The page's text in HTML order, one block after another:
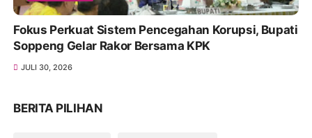
Fokus Perkuat Sistem Pencegahan Korupsi, Bupati
Soppeng Gelar Rakor Bersama KPK
JULI 30, 2026
BERITA PILIHAN